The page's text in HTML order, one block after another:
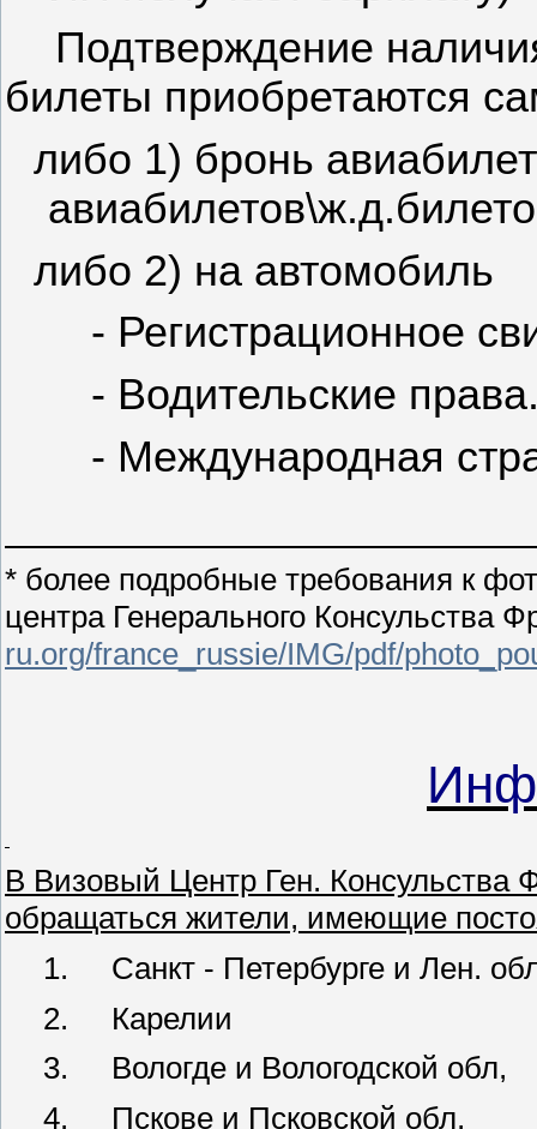
Подтверждение
билеты приобретаются
либо 1) бронь
либо 2) на автомобиль
- Регистрационное
- Водительские
- Международная
* более подробные требования к
центра Генерального Консульства
ru.org/france_russie/IMG/pdf/
В Визовый Центр Ген. Консульства
обращаться жители, имеющие
1.
Санкт - Петербурге и Лен.
2.
Карелии
3.
Вологде и Вологодской обл,
4.
Пскове и Псковской обл,